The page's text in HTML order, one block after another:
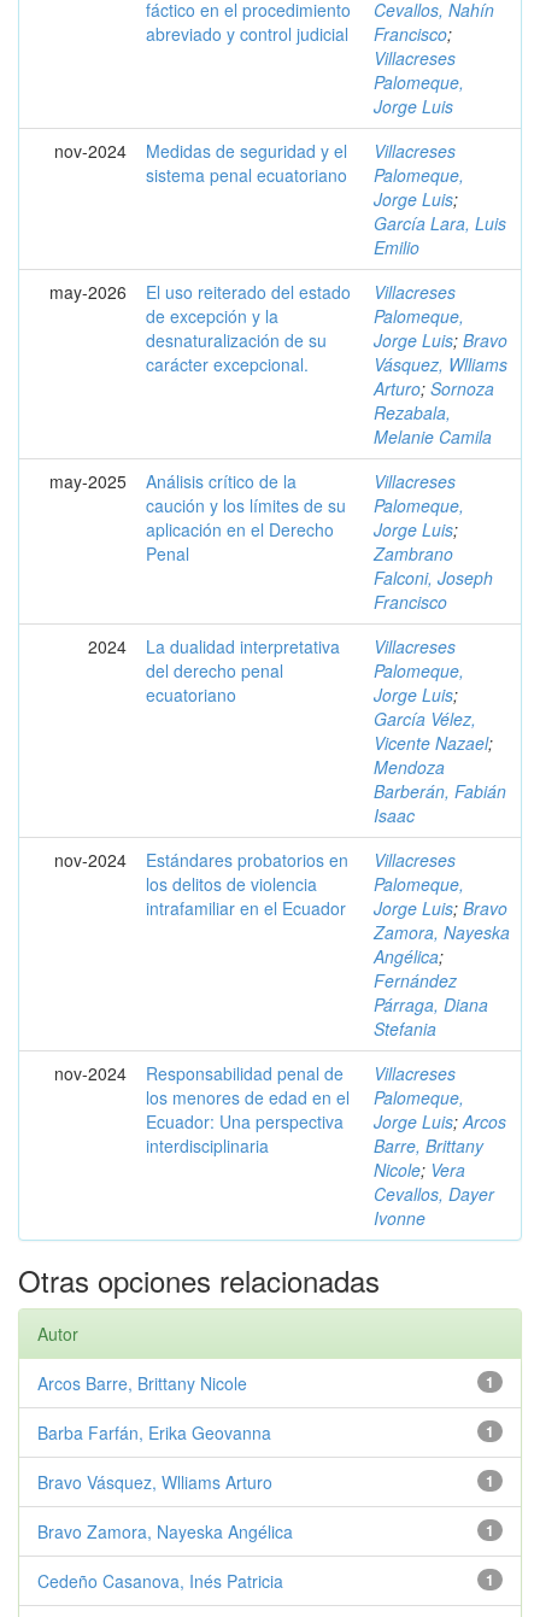
fáctico en el procedimiento
abreviado y control judicial
Cevallos, Nahín
Francisco;
Villacreses
Palomeque,
Jorge Luis
nov-2024
Medidas de seguridad y el
sistema penal ecuatoriano
Villacreses
Palomeque,
Jorge Luis;
García Lara, Luis
Emilio
may-2026
El uso reiterado del estado
de excepción y la
desnaturalización de su
carácter excepcional.
Villacreses
Palomeque,
Jorge Luis; Bravo
Vásquez, Wlliams
Arturo; Sornoza
Rezabala,
Melanie Camila
may-2025
Análisis crítico de la
caución y los límites de su
aplicación en el Derecho
Penal
Villacreses
Palomeque,
Jorge Luis;
Zambrano
Falconi, Joseph
Francisco
2024
La dualidad interpretativa
del derecho penal
ecuatoriano
Villacreses
Palomeque,
Jorge Luis;
García Vélez,
Vicente Nazael;
Mendoza
Barberán, Fabián
Isaac
nov-2024
Estándares probatorios en
los delitos de violencia
intrafamiliar en el Ecuador
Villacreses
Palomeque,
Jorge Luis; Bravo
Zamora, Nayeska
Angélica;
Fernández
Párraga, Diana
Stefania
nov-2024
Responsabilidad penal de
los menores de edad en el
Ecuador: Una perspectiva
interdisciplinaria
Villacreses
Palomeque,
Jorge Luis;Arcos
Barre, Brittany
Nicole; Vera
Cevallos, Dayer
Ivonne
Otras opciones relacionadas
Autor
1
Arcos Barre, Brittany Nicole
1
Barba Farfán, Erika Geovanna
1
Bravo Vásquez, Wlliams Arturo
1
Bravo Zamora, Nayeska Angélica
1
Cedeño Casanova, Inés Patricia